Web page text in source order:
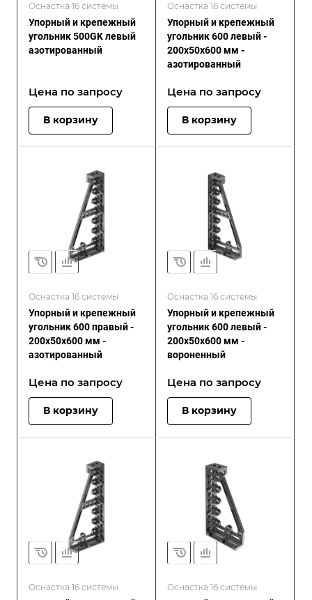
Оснастка 16 системы
Упорный и крепежный
угольник 500GK левый
азотированный
Цена по запросу
В корзину
Оснастка 16 системы
Упорный и крепежный
угольник 600 левый -
200x50x600 мм -
азотированный
Цена по запросу
В корзину
Оснастка 16 системы
Упорный и крепежный
угольник 600 правый -
200x50x600 мм -
азотированный
Цена по запросу
В корзину
Оснастка 16 системы
Упорный и крепежный
угольник 600 левый -
200x50x600 мм -
вороненный
Цена по запросу
В корзину
Оснастка 16 системы Оснастка 16 системы